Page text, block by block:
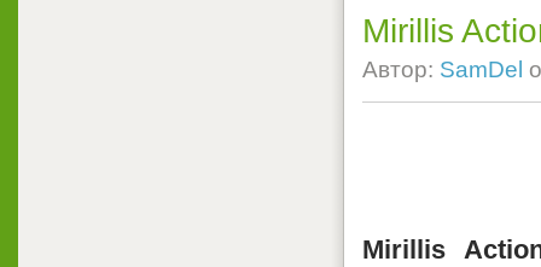
Mirillis
Автор: SamDel
Mirillis